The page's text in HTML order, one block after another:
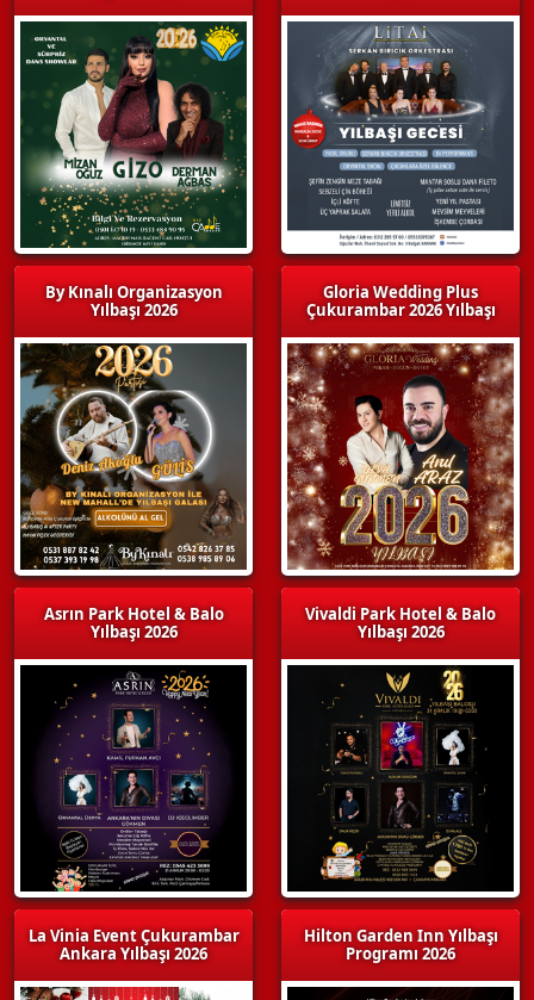
By Kınalı Organizasyon
Yılbaşı 2026
Asrın Park Hotel & Balo
Yılbaşı 2026
La Vinia Event Çukurambar
Ankara Yılbaşı 2026
Gloria Wedding Plus
Çukurambar 2026 Yılbaşı
Vivaldi Park Hotel & Balo
Yılbaşı 2026
Hilton Garden Inn Yılbaşı
Programı 2026